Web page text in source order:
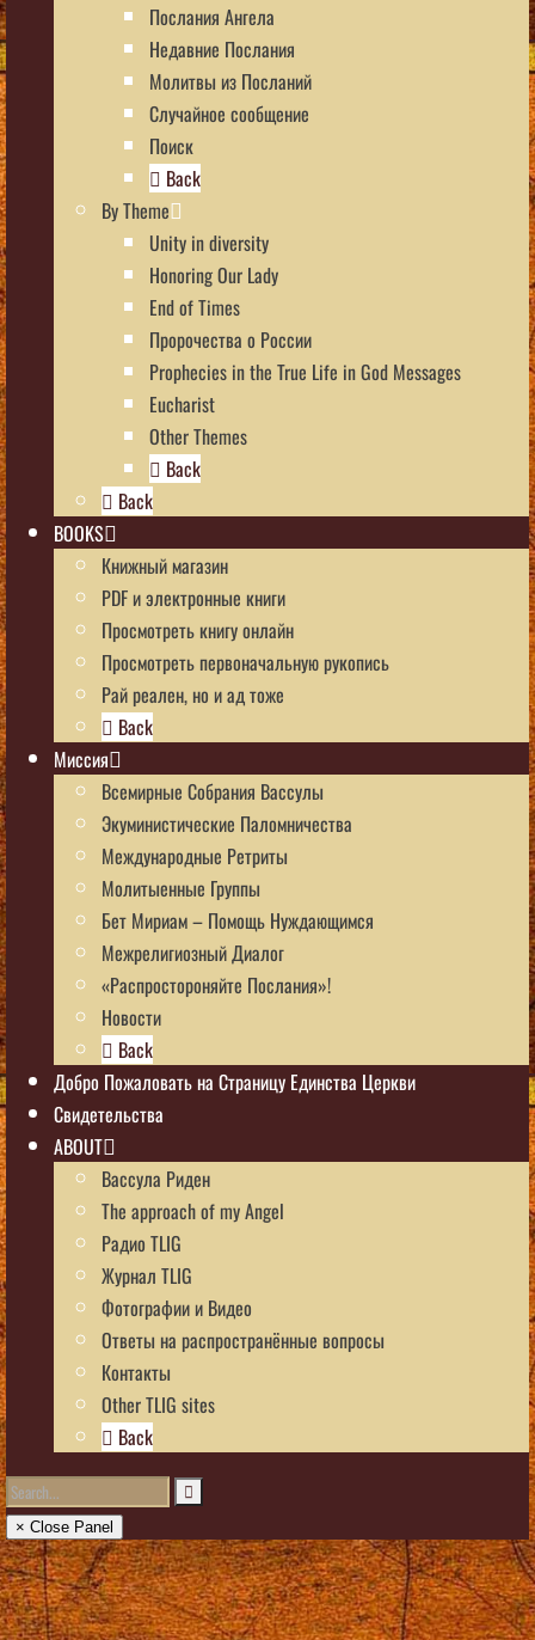
Послания Ангела
Недавние Послания
Молитвы из Посланий
Случайное сообщение
Поиск
Back
By Theme
Unity in diversity
Honoring Our Lady
End of Times
Пророчества о России
Prophecies in the True Life in God Messages
Eucharist
Other Themes
Back
Back
BOOKS
Книжный магазин
PDF и электронные книги
Просмотреть книгу онлайн
Просмотреть первоначальную рукопись
Рай реален, но и ад тоже
Back
Миссия
Всемирные Собрания Вассулы
Экуминистические Паломничества
Международные Ретриты
Молитыенные Группы
Бет Мириам – Помощь Нуждающимся
Межрелигиозный Диалог
«Распростороняйте Послания»!
Новости
Back
Добро Пожаловать на Страницу Единства Церкви
Свидетельства
ABOUT
Вассула Риден
The approach of my Angel
Радио TLIG
Журнал TLIG
Фотографии и Видео
Ответы на распространённые вопросы
Контакты
Other TLIG sites
Back
× Close Panel